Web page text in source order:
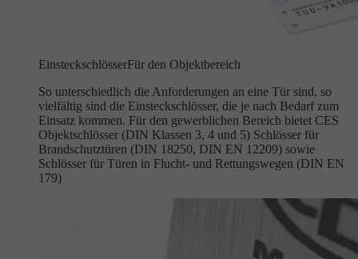
EinsteckschlösserFür den Objektbereich
So unterschiedlich die Anforderungen an eine Tür sind, so
vielfältig sind die Einsteckschlösser, die je nach Bedarf zum
Einsatz kommen. Für den gewerblichen Bereich bietet CES
Objektschlösser (DIN Klassen 3, 4 und 5) Schlösser für
Brandschutztüren (DIN 18250, DIN EN 12209) sowie
Schlösser für Türen in Flucht- und Rettungswegen (DIN EN
179)